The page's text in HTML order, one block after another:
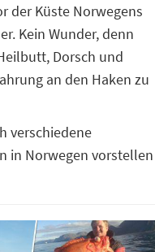
der Küste Norwegens
Kein Wunder, denn
Dorsch und
an den Haken zu
verschiedene
in Norwegen vorstellen